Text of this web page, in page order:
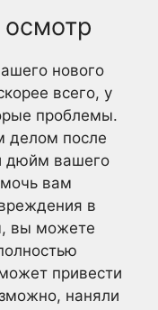
осмотр
нового
всего, у
проблемы.
делом после
дюйм вашего
вам
в
вы можете
привести
наняли